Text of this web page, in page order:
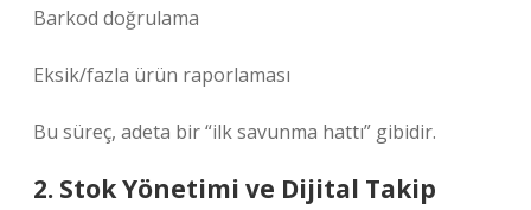
Barkod doğrulama
Eksik/fazla ürün raporlaması
Bu süreç, adeta bir “ilk savunma hattı” gibidir.
2. Stok Yönetimi ve Dijital Takip